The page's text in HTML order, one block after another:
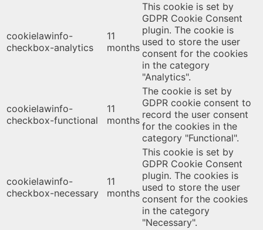
cookielawinfo-
checkbox-analytics
11
months
This cookie is set by
GDPR Cookie Consent
plugin. The cookie is
used to store the user
consent for the cookies
in the category
"Analytics".
cookielawinfo-
checkbox-functional
11
months
The cookie is set by
GDPR cookie consent to
record the user consent
for the cookies in the
category "Functional".
cookielawinfo-
checkbox-necessary
11
months
This cookie is set by
GDPR Cookie Consent
plugin. The cookies is
used to store the user
consent for the cookies
in the category
"Necessary".